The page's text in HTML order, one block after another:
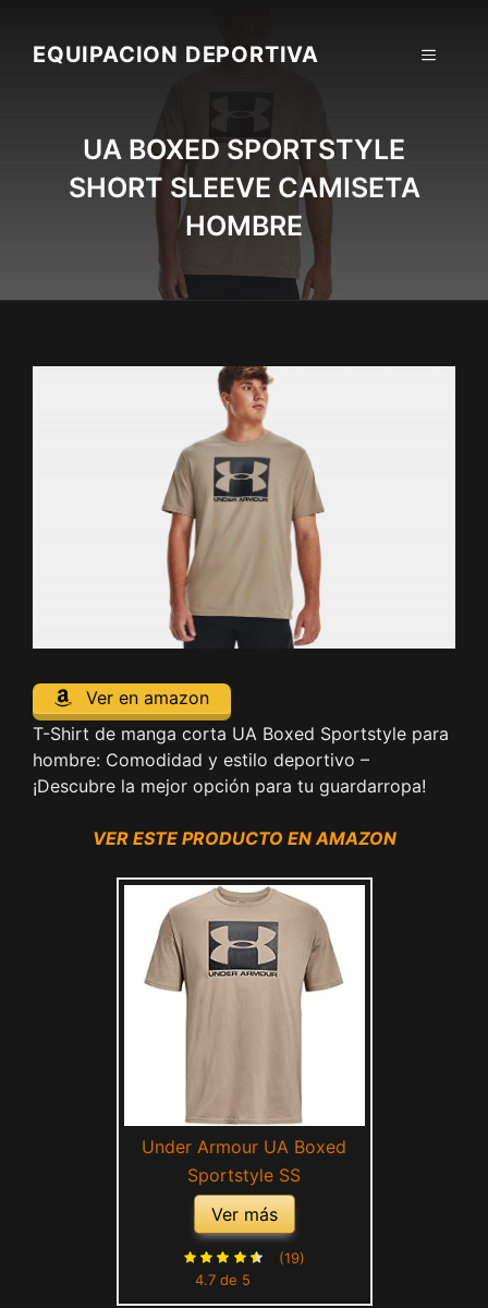
contentEQUIPACION DEPORTIVA MENU
UA BOXED SPORTSTYLE
SHORT SLEEVE CAMISETA
HOMBRE
Ver en amazon
T-Shirt de manga corta UA Boxed Sportstyle para
hombre: Comodidad y estilo deportivo –
¡Descubre la mejor opción para tu guardarropa!
VER ESTE PRODUCTO EN AMAZON
Under Armour UA Boxed
Sportstyle SS
Ver más
4.7 de 5
(19)